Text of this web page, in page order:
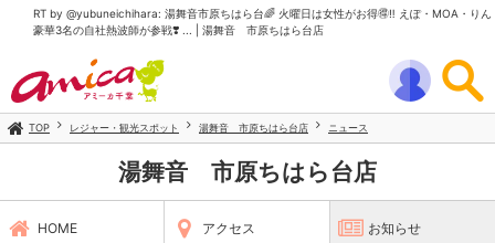
RT by @yubuneichihara: 湯舞音市原ちはら台🌈 火曜日は女性がお得🉐‼️ えぽ・MOA・りん
豪華3名の自社熱波師が参戦❣️ ... | 湯舞音 市原ちはら台店
TOP レジャー・観光スポット 湯舞音 市原ちはら台店 ニュース
湯舞音 市原ちはら台店
HOME アクセス お知らせ